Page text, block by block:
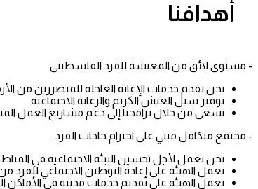
أهدافنا
- مستوى لائق من المعيشة للفرد الفلسطيني
نحن نقدم خدمات الإغاثة العاجلة للمتضررين من
توفير سبل العيش الكريم والرعاية الاجتماعية
نسعى من خلال برامجنا إلى دعم مشاريع العمل
- مجتمع متكامل مبني على احترام حاجات الفرد
نحن نعمل لأجل تحسين البيئة الاجتماعية في
تعمل الهيئة على إعادة التوطين الاجتماعي للفرد
تعمل الهيئة على تقديم خدمات مدنية في الأماكن